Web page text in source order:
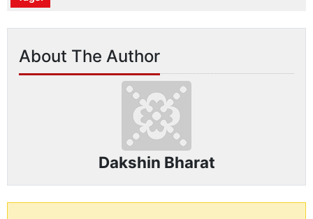
About The Author
Dakshin Bharat